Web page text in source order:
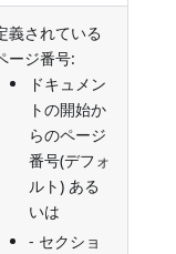
義されている
ージ番号:
ドキュメン
トの開始か
らのページ
番号(デフォ
ルト) ある
いは
- セクショ